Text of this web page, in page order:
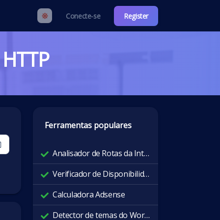
Conecte-se Register
Ferramentas populares
Analisador de Rotas da Internet
Verificador de Disponibilidade Global
Calculadora Adsense
Detector de temas do WordPress